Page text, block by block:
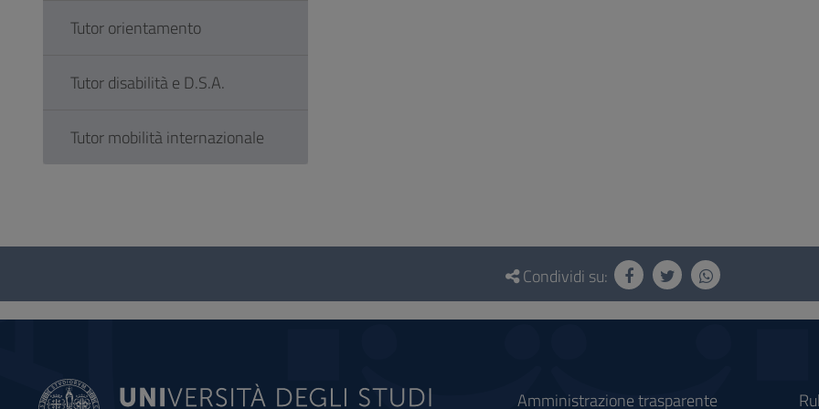
Tutor orientamento
Tutor disabilità e D.S.A.
Tutor mobilità internazionale
Questionario
social
Condividi su:
Amministrazione trasparente